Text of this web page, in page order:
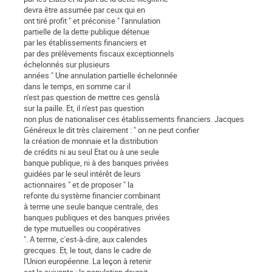
devra être assumée par ceux qui en
ont tiré profit " et préconise " l'annulation
partielle de la dette publique détenue
par les établissements financiers et
par des prélèvements fiscaux exceptionnels
échelonnés sur plusieurs
années " Une annulation partielle échelonnée
dans le temps, en somme car il
n'est pas question de mettre ces genslà
sur la paille. Et, il n'est pas question
non plus de nationaliser ces établissements financiers. Jacques
Généreux le dit très clairement : " on ne peut confier
la création de monnaie et la distribution
de crédits ni au seul Etat ou à une seule
banque publique, ni à des banques privées
guidées par le seul intérêt de leurs
actionnaires " et de proposer " la
refonte du système financier combinant
à terme une seule banque centrale, des
banques publiques et des banques privées
de type mutuelles ou coopératives
". A terme, c'est-à-dire, aux calendes
grecques. Et, le tout, dans le cadre de
l'Union européenne. La leçon à retenir